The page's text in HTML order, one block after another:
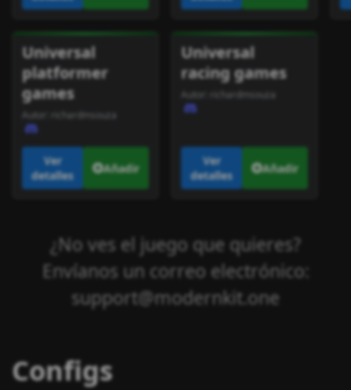
Universal
platformer
games
Autor: richardmsouza
Ver
detalles
Añadir
Universal
racing games
Autor: richardmsouza
Ver
detalles
Añadir
¿No ves el juego que quieres?
Envíanos un correo electrónico:
support@modernkit.one
Configs